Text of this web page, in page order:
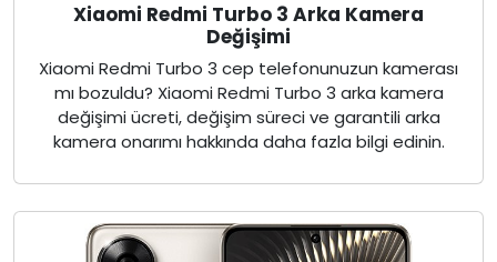
Xiaomi Redmi Turbo 3 Arka Kamera
Değişimi
Xiaomi Redmi Turbo 3 cep telefonunuzun kamerası
mı bozuldu? Xiaomi Redmi Turbo 3 arka kamera
değişimi ücreti, değişim süreci ve garantili arka
kamera onarımı hakkında daha fazla bilgi edinin.